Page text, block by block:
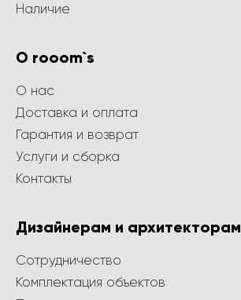
Наличие
О rooom`s
О нас
Доставка и оплата
Гарантия и возврат
Услуги и сборка
Контакты
Дизайнерам и архитекторам
Сотрудничество
Комплектация объектов